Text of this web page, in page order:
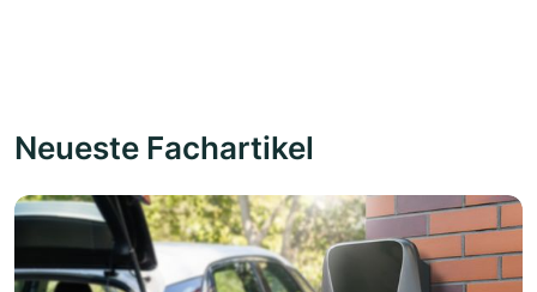
Neueste Fachartikel